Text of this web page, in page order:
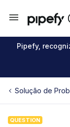
Pipefy,
Solução de
QUESTION